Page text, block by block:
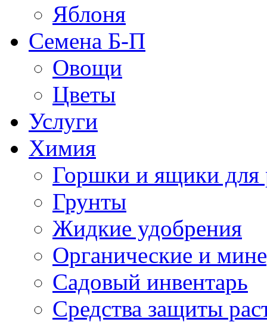
Яблоня
Семена Б-П
Овощи
Цветы
Услуги
Химия
Горшки и ящики для
Грунты
Жидкие удобрения
Органические и
Садовый инвентарь
Средства защиты